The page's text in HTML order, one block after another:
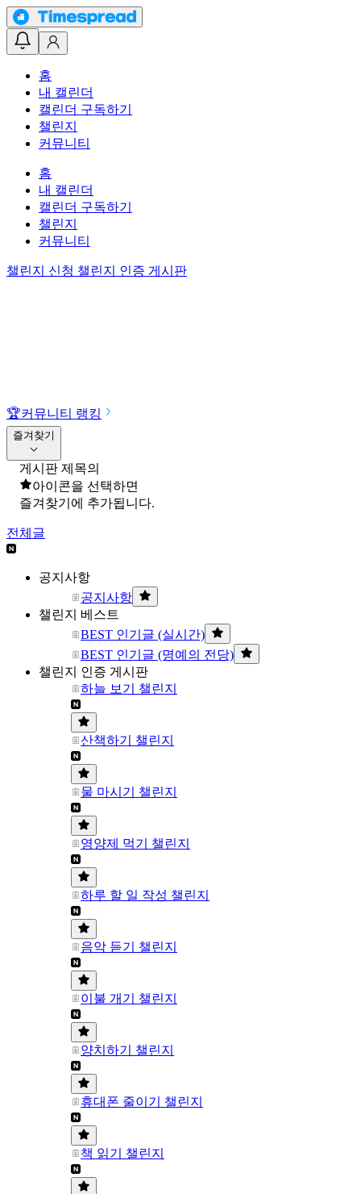
홈
내 캘린더
캘린더 구독하기
챌린지
커뮤니티
홈
내 캘린더
캘린더 구독하기
챌린지
커뮤니티
챌린지 신청 챌린지 인증 게시판
🏆커뮤니티 랭킹
즐겨찾기
게시판 제목의
아이콘을 선택하면
즐겨찾기에 추가됩니다.
전체글
공지사항
공지사항
챌린지 베스트
BEST 인기글 (실시간)
BEST 인기글 (명예의 전당)
챌린지 인증 게시판
하늘 보기 챌린지
산책하기 챌린지
물 마시기 챌린지
영양제 먹기 챌린지
하루 할 일 작성 챌린지
음악 듣기 챌린지
이불 개기 챌린지
양치하기 챌린지
휴대폰 줄이기 챌린지
책 읽기 챌린지